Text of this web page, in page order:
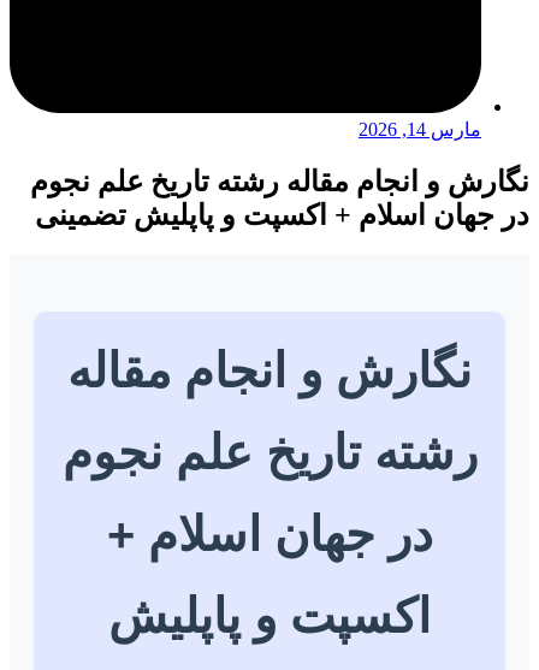
مارس 14, 2026
نگارش و انجام مقاله رشته تاریخ علم نجوم
در جهان اسلام + اکسپت و پاپلیش تضمینی
نگارش و انجام مقاله
رشته تاریخ علم نجوم
در جهان اسلام +
اکسپت و پاپلیش